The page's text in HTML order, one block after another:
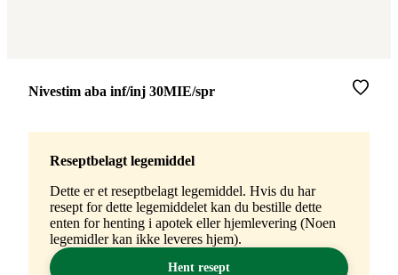
Merke:
Nivestim aba inf/inj 30MIE/spr
Reseptbelagt legemiddel
Dette er et reseptbelagt legemiddel. Hvis du har
resept for dette legemiddelet kan du bestille dette
enten for henting i apotek eller hjemlevering (Noen
legemidler kan ikke leveres hjem).
Hent resept